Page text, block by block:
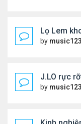
Lọ Lem
by music123
J.LO rực
by music123